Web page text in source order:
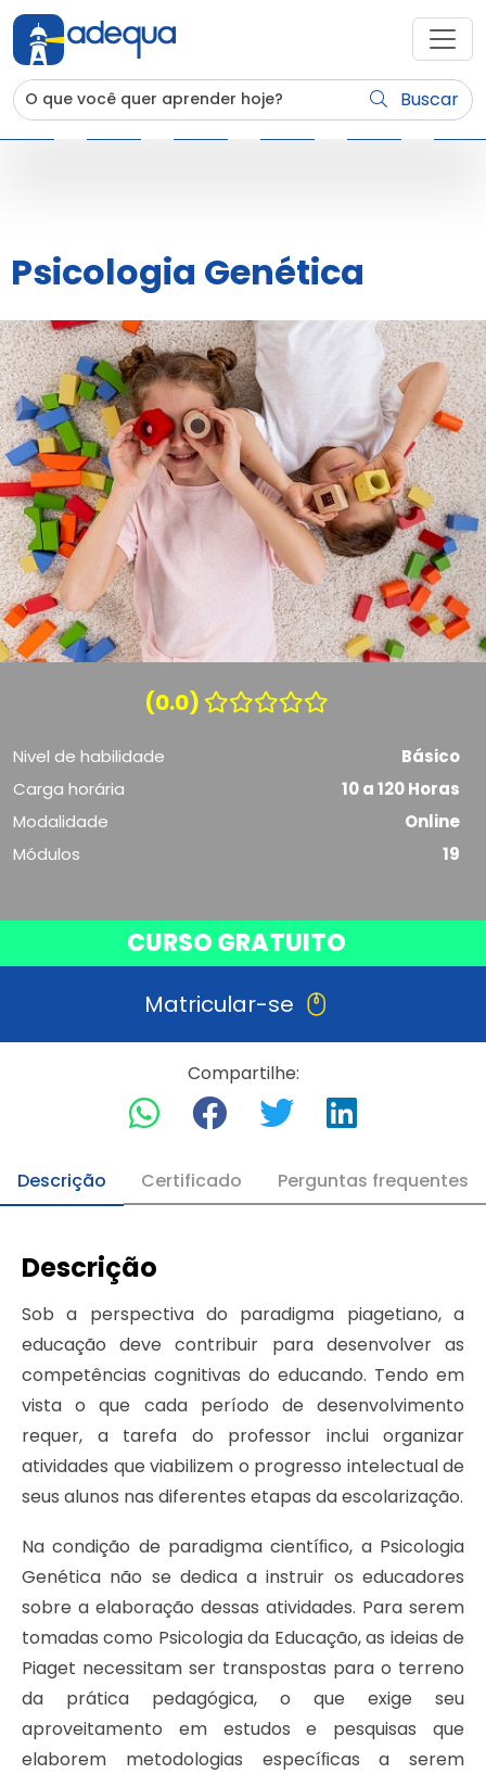
Buscar
Psicologia Genética
(0.0)
Nivel de habilidade
Básico
Carga horária
10 a 120 Horas
Modalidade
Online
Módulos
19
CURSO GRATUITO
Matricular-se
Compartilhe:
Descrição Certificado Perguntas frequentes
Descrição
Sob a perspectiva do paradigma piagetiano, a
educação deve contribuir para desenvolver as
competências cognitivas do educando. Tendo em
vista o que cada período de desenvolvimento
requer, a tarefa do professor inclui organizar
atividades que viabilizem o progresso intelectual de
seus alunos nas diferentes etapas da escolarização.
Na condição de paradigma cientíﬁco, a Psicologia
Genética não se dedica a instruir os educadores
sobre a elaboração dessas atividades. Para serem
tomadas como Psicologia da Educação, as ideias de
Piaget necessitam ser transpostas para o terreno
da prática pedagógica, o que exige seu
aproveitamento em estudos e pesquisas que
elaborem metodologias especíﬁcas a serem